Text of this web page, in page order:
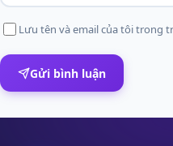
Lưu tên và email của tôi trong
Gửi bình luận